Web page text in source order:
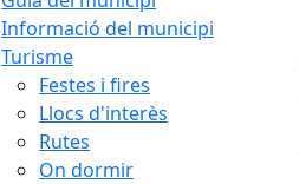
Informació del municipi
Turisme
Festes i fires
Llocs d'interès
Rutes
On dormir